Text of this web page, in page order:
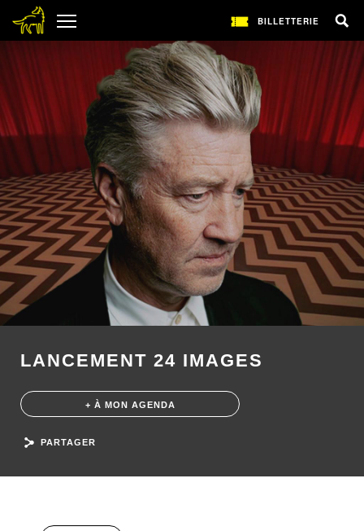
BILLETTERIE
LANCEMENT 24 IMAGES
+ À MON AGENDA
PARTAGER